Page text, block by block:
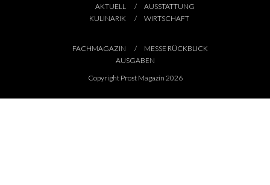
AKTUELL
AUSSTATTUNG
KULINARIK
WIRTSCHAFT
FACHMAGAZIN
MESSE RÜCKBLICK
AUSGABEN
Copyright Prost Magazin 2026